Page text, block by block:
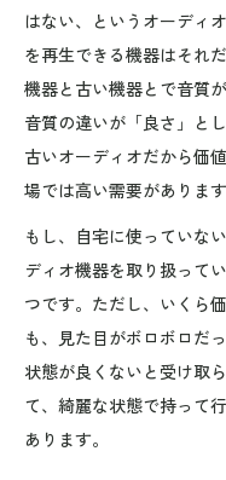
はない、というオーディ
を再生できる機器はそれ
機器と古い機器とで音質
音質の違いが「良さ」と
古いオーディオだから価
場では高い需要があります
もし、自宅に使っていな
ディオ機器を取り扱って
つです。ただし、いくら
も、見た目がボロボロだ
状態が良くないと受け取
て、綺麗な状態で持って
あります。